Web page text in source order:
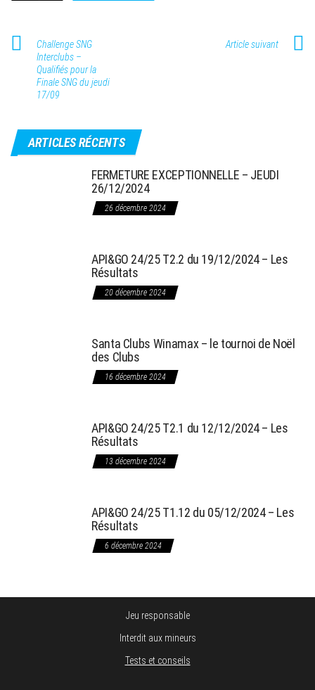
Challenge SNG
Interclubs –
Qualifiés pour la
Finale SNG du jeudi
17/09
Article suivant
ARTICLES RÉCENTS
FERMETURE EXCEPTIONNELLE – JEUDI
26/12/2024
26 décembre 2024
API&GO 24/25 T2.2 du 19/12/2024 – Les
Résultats
20 décembre 2024
Santa Clubs Winamax – le tournoi de Noël
des Clubs
16 décembre 2024
API&GO 24/25 T2.1 du 12/12/2024 – Les
Résultats
13 décembre 2024
API&GO 24/25 T1.12 du 05/12/2024 – Les
Résultats
6 décembre 2024
Jeu responsable
Interdit aux mineurs
Tests et conseils